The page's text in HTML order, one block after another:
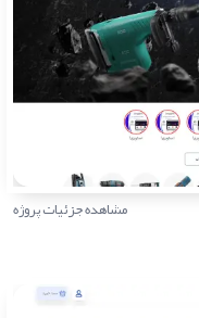
مشاهده جزئیات پروژه